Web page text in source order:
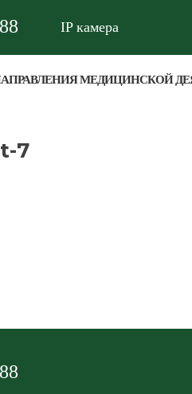
IP камера
МЕДИЦИНСКОЙ
7